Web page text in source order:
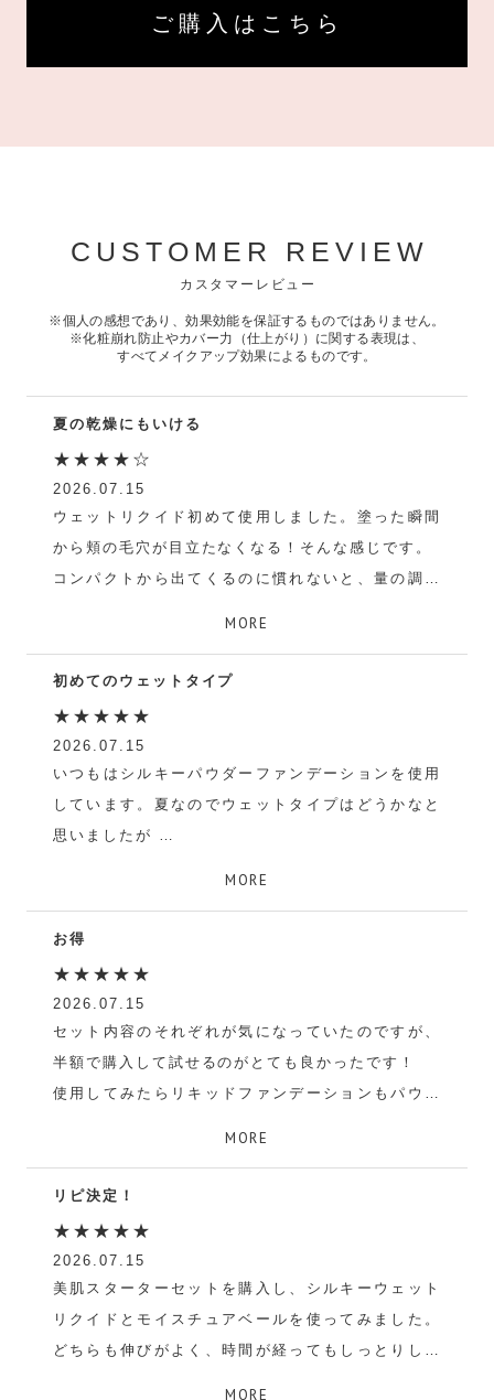
ご購入はこちら
CUSTOMER REVIEW
カスタマーレビュー
※個人の感想であり、効果効能を保証するものではありません。
※化粧崩れ防止やカバー力（仕上がり）に関する表現は、
すべてメイクアップ効果によるものです。
夏の乾燥にもいける
★★★★☆
2026.07.15
ウェットリクイド初めて使用しました。塗った瞬間
から頬の毛穴が目立たなくなる！そんな感じです。
コンパクトから出てくるのに慣れないと、量の調整
むーみん
MORE
初めてのウェットタイプ
★★★★★
2026.07.15
いつもはシルキーパウダーファンデーションを使用
しています。夏なのでウェットタイプはどうかなと
思いましたが
余分な粉も落とせてとても良いです。
タカ
MORE
お得
★★★★★
2026.07.15
セット内容のそれぞれが気になっていたのですが、
半額で購入して試せるのがとても良かったです！
使用してみたらリキッドファンデーションもパウダ
aya
MORE
リピ決定！
★★★★★
2026.07.15
美肌スターターセットを購入し、シルキーウェット
リクイドとモイスチュアベールを使ってみました。
どちらも伸びがよく、時間が経ってもしっとりした
MORE